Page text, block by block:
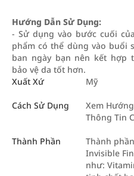
Hướng Dẫn Sử Dụng:
- Sử dụng vào bước cuối
phẩm có thể dùng vào buổi
ban ngày bạn nên kết hợp
bảo vệ da tốt hơn.
Xuất Xứ
Mỹ
Cách Sử Dụng
Xem
Thông Tin
Thành Phần
Thành
Invisible
như: